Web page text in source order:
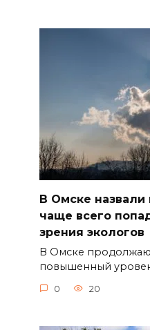
В Омске назвали
чаще всего
зрения экологов
В Омске
повышенный
0 20